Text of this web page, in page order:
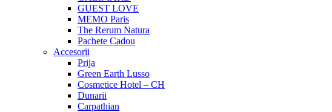
GUEST LOVE
MEMO Paris
The Rerum Natura
Pachete Cadou
Accesorii
Prija
Green Earth Lusso
Cosmetice Hotel – CH
Dunarii
Carpathian